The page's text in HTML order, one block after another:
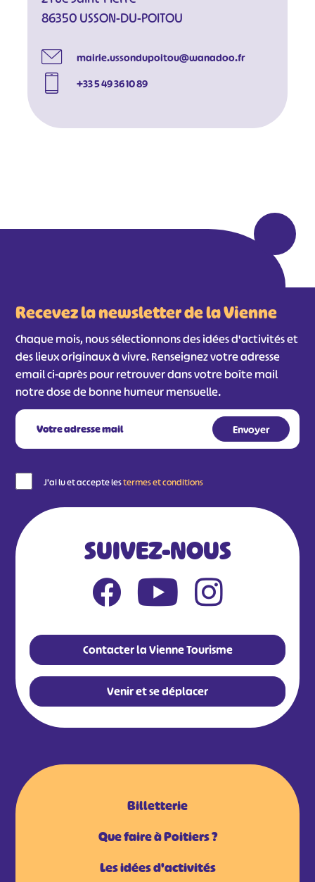
86350 USSON-DU-POITOU
mairie.ussondupoitou@wanadoo.fr
+33 5 49 36 10 89
Recevez la newsletter de la Vienne
Chaque mois, nous sélectionnons des idées d'activités et
des lieux originaux à vivre. Renseignez votre adresse
email ci-après pour retrouver dans votre boîte mail
notre dose de bonne humeur mensuelle.
J'ai lu et accepte lestermes et conditions
SUIVEZ-NOUS
Contacter la Vienne Tourisme
Venir et se déplacer
Billetterie
Que faire à Poitiers ?
Les idées d'activités